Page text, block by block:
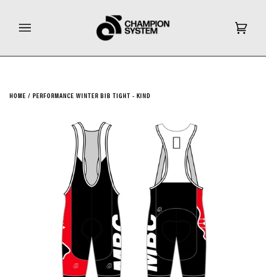
HOME / PERFORMANCE WINTER BIB TIGHT - KIND